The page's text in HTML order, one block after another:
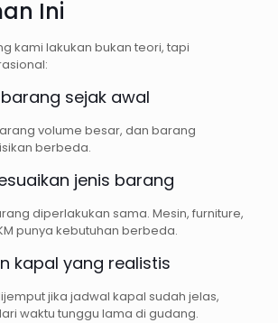
Ini
kami lakukan bukan teori, tapi
sejak awal
volume besar, dan barang
berbeda.
jenis barang
diperlakukan sama. Mesin, furniture,
punya kebutuhan berbeda.
kapal yang realistis
jika jadwal kapal sudah jelas,
waktu tunggu lama di gudang.